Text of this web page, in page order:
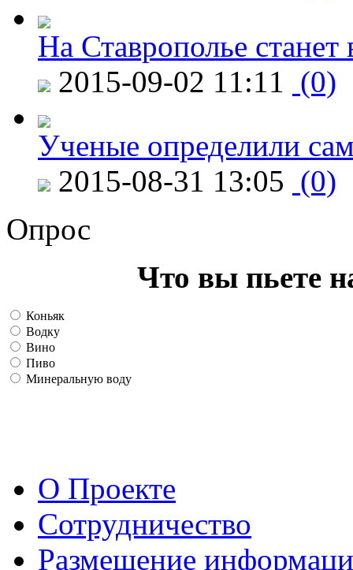
На Ставрополье
2015-09-02 11:11 (0)
Ученые определили
2015-08-31 13:05 (0)
Опрос
Что вы пьете
Коньяк
Водку
Вино
Пиво
Минеральную воду
О Проекте
Сотрудничество
Размещение